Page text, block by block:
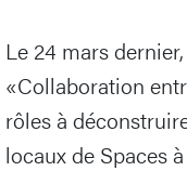
Le 24 mars
«Collaboration
rôles à
locaux de Spaces